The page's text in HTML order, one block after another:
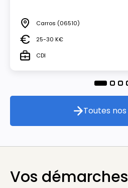
Lieu Carros (06510)
Salaire25-30 K€
TypeCDI
Toutes
Vos